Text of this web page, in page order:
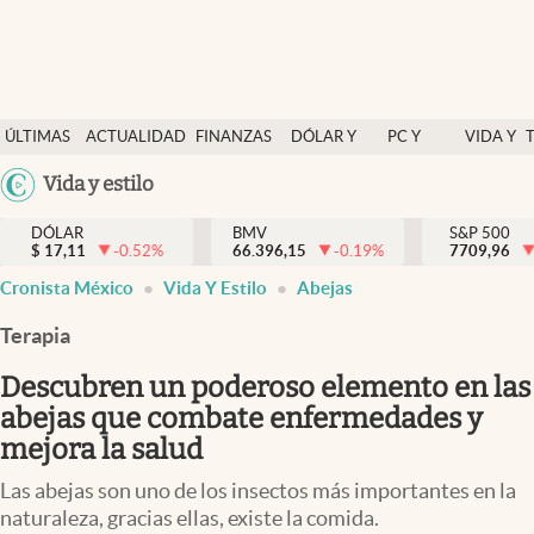
ÚLTIMAS
NOTICIAS
ACTUALIDAD
FINANZAS
DÓLAR Y
PC Y
VIDA Y
México
Vida y estilo
Actualidad
Finanzas y economía
Dólar y mercados
Pc y celular
Vida y estilo
Tv
DÓLAR
$ 17,11 -0.52%
BMV
66.396,15
-0.19%
S&P 500
7709,96
Cronista México Vida Y Estilo Abejas
Terapia
Descubren un poderoso elemento en las
abejas que combate enfermedades y
mejora la salud
Las abejas son uno de los insectos más importantes en la
naturaleza, gracias ellas, existe la comida.